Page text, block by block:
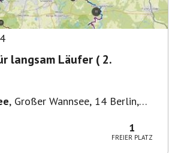
langsam Läufer ( 2.
, Großer Wannsee, 14 Berlin,
1
FREIER PLATZ